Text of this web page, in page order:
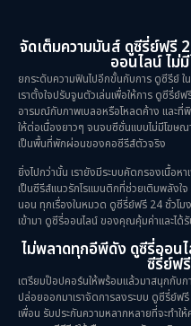
จัดเต็มความมันส์ ดูซีรี่ย์ฟรี
ออนไลน์ ไม่
ยกระดับความฟินไปอีกขั้นกับการ ดูซีรีย์ ใ
เราตั้งใจปรับจูนตัวเล่นเพื่อให้การ ดูซีรี่
อารมณ์กับภาพเบลอหรือโหลดค้าง และที่
ให้ต่อเนื่องยาวๆ จนจบซีซั่นแบบไม่มีโฆษ
เป็นพื้นที่พักผ่อนของคอซีรีส์ตัวจริง
ยิ่งไปกว่านั้น เรายังมีระบบคัดกรองเนื้อห
เป็นซีรีส์แนวรักโรแมนติกที่ช่วยเติมพลังใ
นอน ทุกเรื่องในหมวด ดูซีรี่ย์ฟรี 24 ชั่วโม
เข้ามา ดูซีรี่ออนไลน์ ของคุณคุ้มค่าและได้
ไม่พลาดทุกอีพีดัง ดูซีรี่ออนไ
ซีรี่ย์ฟ
เตรียมป๊อปคอร์นให้พร้อมแล้วมาสนุกกับ
ปล่อยออกมาเราจัดการลงระบบ ดูซีรี่ย์ฟ
เพื่อน รับประกันความหลากหลายที่จะทำใ